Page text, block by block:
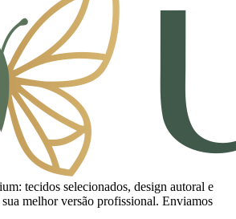
tecidos selecionados, design autoral e
melhor versão profissional. Enviamos